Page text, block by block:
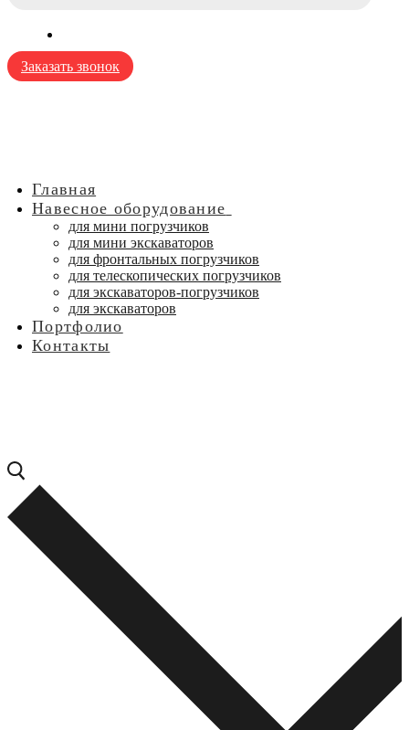
Заказать звонок
Главная
Навесное оборудование
для мини погрузчиков
для мини экскаваторов
для фронтальных погрузчиков
для телескопических погрузчиков
для экскаваторов-погрузчиков
для экскаваторов
Портфолио
Контакты